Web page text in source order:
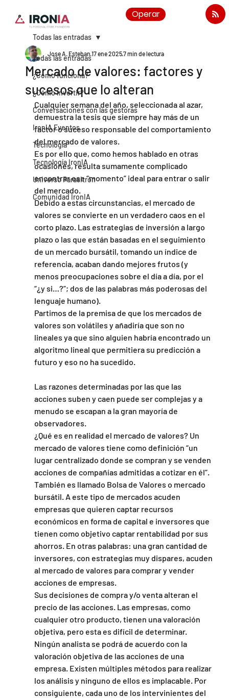
Operar
Todas las entradas
¿Cómo funciona?
¿Cómo invertir?
Conversaciones con las gestoras
IronIA Eventos
Tecnología
Tecnología IronIA
Universo Parasitrón
Comunidad IronIA
Todas las entradas
Mercado de valores: factores y
sucesos que lo alteran
Jose A. Esteban17 ene 20257 min de lectura
Cualquier semana del año, seleccionada al azar,
demuestra la tesis que siempre hay más de un
factor o suceso responsable del comportamiento
del mercado de valores.
Es por ello que, como hemos hablado en otras
ocasiones, resulta sumamente complicado
encontrar ese “momento” ideal para entrar o salir
del mercado.
Debido a estas circunstancias, el mercado de
valores se convierte en un verdadero caos en el
corto plazo. Las estrategias de inversión a largo
plazo o las que están basadas en el seguimiento
de un mercado bursátil, tomando un índice de
referencia, acaban dando mejores frutos (y
menos preocupaciones sobre el día a día, por el
“¿y si…?”; dos de las palabras más poderosas del
lenguaje humano).
Partimos de la premisa de que los mercados de
valores son volátiles y añadiría que son no
lineales ya que sino alguien habría encontrado un
algoritmo lineal que permitiera su predicción a
futuro y eso no ha sucedido.
Las razones determinadas por las que las
acciones suben y caen puede ser complejas y a
menudo se escapan a la gran mayoría de
observadores.
¿Qué es en realidad el mercado de valores? Un
mercado de valores tiene como definición “un
lugar centralizado donde se compran y se venden
acciones de compañías admitidas a cotizar en él”.
También es llamado Bolsa de Valores o mercado
bursátil. A este tipo de mercados acuden
empresas que quieren captar recursos
económicos en forma de capital e inversores que
tienen como objetivo captar rentabilidad por sus
ahorros. En otras palabras: una gran cantidad de
inversores, con estrategias muy dispares, acuden
al mercado de valores para comprar y vender
acciones de empresas.
Sus decisiones de compra y/o venta alteran el
precio de las acciones. Las empresas, como
cualquier otro producto, tienen una valoración
objetiva, pero esta es difícil de determinar.
Ningún analista se podrá de acuerdo con la
valoración objetiva de las acciones de una
empresa. Existen múltiples métodos para realizar
los análisis y ninguno de ellos es implacable. Por
consiguiente, cada uno de los intervinientes del